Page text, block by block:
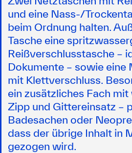
und eine Nass-/
beim Ordnung halten.
Tasche eine
Reißverschlusstasche –
Dokumente – sowie eine
mit Klettverschluss.
ein zusätzliches Fach
Zipp und Gittereinsatz –
Badesachen oder
dass der übrige Inhalt in
gezogen wird.